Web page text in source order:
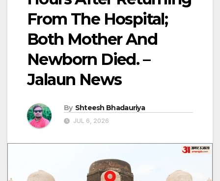
From The Hospital;
Both Mother And
Newborn Died. –
Jalaun News
By Shteesh Bhadauriya
JUL 6, 2026